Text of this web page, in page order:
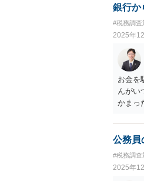
た方が
銀行か
#税務調査
2025年
お金を
んがい
かまっ
公務員
#税務調査
2025年